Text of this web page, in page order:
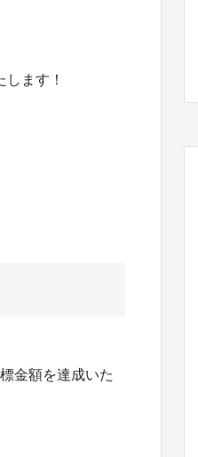
ます！
金額を達成いた